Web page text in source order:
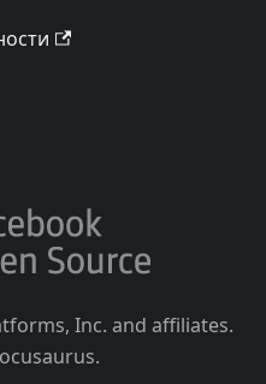
Inc. and affiliates.